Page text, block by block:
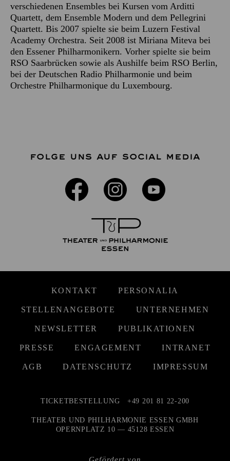
verschiedenen Ensembles bei Kursen vom Arditti
Quartett, dem Ensemble Modern und dem Pellegrini
Quartett. Bis 2007 spielte sie beim Luzern Festival
Academy Orchestra. Seit 2008 ist Miriana Miteva bei
den Essener Philharmonikern. Vorher spielte sie beim
RSO Saarbrücken sowie als Aushilfe beim RSO Berlin,
bei der Deutschen Radio Philharmonie und beim
Orchestre Philharmonique du Luxembourg.
FOLGE UNS AUF SOCIAL MEDIA
KONTAKT PERSONALIA
STELLENANGEBOTE UNTERNEHMEN
NEWSLETTER PUBLIKATIONEN
PRESSE ENGAGEMENT INTRANET
AGB DATENSCHUTZ IMPRESSUM
TICKETBESTELLUNG +49 201 81 22-200
THEATER UND PHILHARMONIE ESSEN GMBH
OPERNPLATZ 10 — 45128 ESSEN